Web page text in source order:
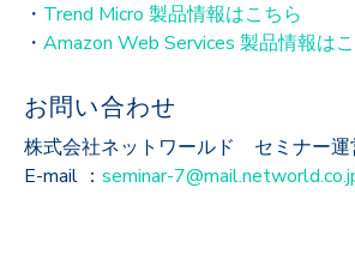
・ Trend Micro 製品情報はこちら
・ Amazon Web Services 製品情報は
お問い合わせ
株式会社ネットワールド セミナー運
E-mail ： seminar-